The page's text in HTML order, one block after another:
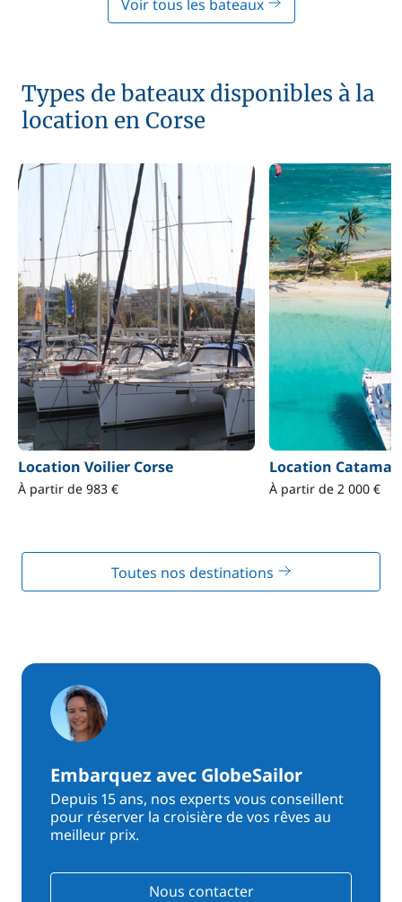
Voir tous les bateaux
Types de bateaux disponibles à la
location en Corse
Location Voilier Corse
À partir de 983 €
Location
À partir de 2 000 €
Toutes nos destinations
Embarquez avec GlobeSailor
Depuis 15 ans, nos experts vous conseillent
pour réserver la croisière de vos rêves au
meilleur prix.
Nous contacter